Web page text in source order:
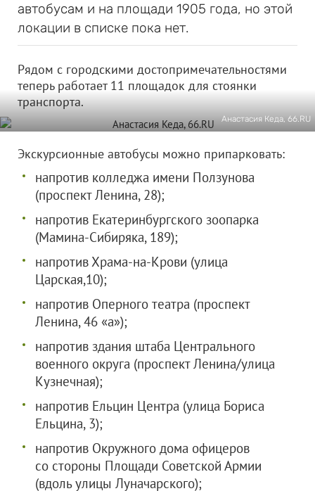
автобусам и на площади 1905 года, но этой
локации в списке пока нет.
Рядом с городскими достопримечательностями
теперь работает 11 площадок для стоянки
транспорта.
Анастасия Кеда, 66.RU
Экскурсионные автобусы можно припарковать:
напротив колледжа имени Ползунова
(проспект Ленина, 28);
напротив Екатеринбургского зоопарка
(Мамина-Сибиряка, 189);
напротив Храма-на-Крови (улица
Царская,10);
напротив Оперного театра (проспект
Ленина, 46 «а»);
напротив здания штаба Центрального
военного округа (проспект Ленина/улица
Кузнечная);
напротив Ельцин Центра (улица Бориса
Ельцина, 3);
напротив Окружного дома офицеров
со стороны Площади Советской Армии
(вдоль улицы Луначарского);